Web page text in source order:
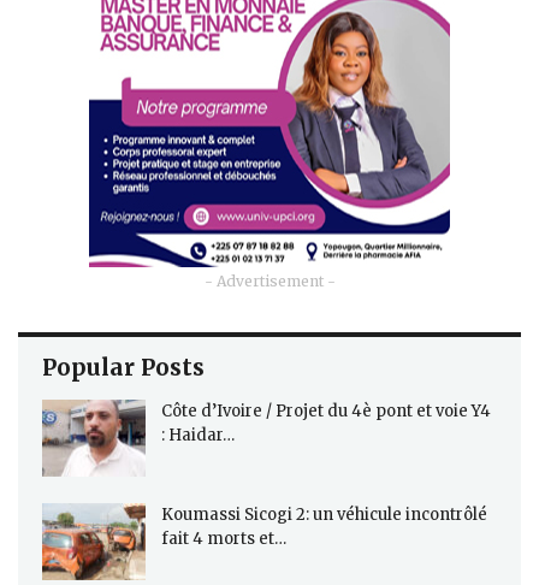
- Advertisement -
Popular Posts
Côte d’Ivoire / Projet du 4è pont et voie Y4
: Haidar…
Koumassi Sicogi 2: un véhicule incontrôlé
fait 4 morts et…